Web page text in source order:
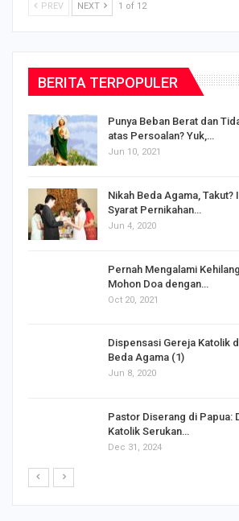
PREV NEXT 1 of 12
BERITA TERPOPULER
Punya Beban Berat dan
atas Persoalan? Yuk,…
Jun 10, 2021
Nikah Beda Agama,
Syarat Pernikahan…
Jun 4, 2020
Pernah Mengalami
Mohon Doa dengan…
Oct 20, 2021
Dispensasi Gereja Katolik
Beda Agama (1)
Jun 8, 2020
Pastor Diserang di Papua:
Katolik Serukan…
Dec 31, 2024